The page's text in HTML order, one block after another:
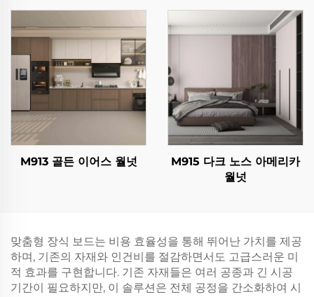
M913 골든 이어스 월넛
M915 다크 노스 아메리카
월넛
맞춤형 장식 보드는 비용 효율성을 통해 뛰어난 가치를 제공
하며, 기존의 자재와 인건비를 절감하면서도 고급스러운 미
적 효과를 구현합니다. 기존 자재들은 여러 공종과 긴 시공
기간이 필요하지만, 이 솔루션은 전체 공정을 간소화하여 시